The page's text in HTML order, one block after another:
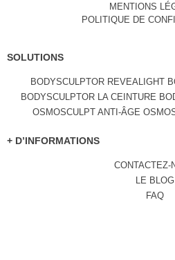
MENTIONS
POLITIQUE DE
SOLUTIONS
BODYSCULPTOR REVEALIGHT
BODYSCULPTOR LA CEINTURE
OSMOSCULPT ANTI-ÂGE
+ D’INFORMATIONS
CONTACTEZ-
LE BLOG
FAQ